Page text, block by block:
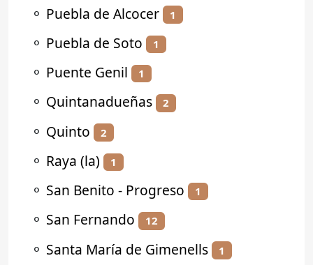
⚬ Puebla de Alcocer 1
⚬ Puebla de Soto 1
⚬ Puente Genil 1
⚬ Quintanadueñas 2
⚬ Quinto 2
⚬ Raya (la) 1
⚬ San Benito - Progreso 1
⚬ San Fernando 12
⚬ Santa María de Gimenells 1